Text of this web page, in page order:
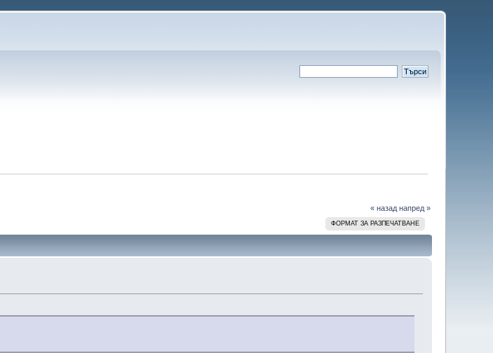
« назад напред »
ФОРМАТ ЗА РАЗПЕЧАТВАНЕ